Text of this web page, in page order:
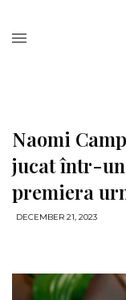
Naomi
jucat într-
premiera
DECEMBER 21, 2023